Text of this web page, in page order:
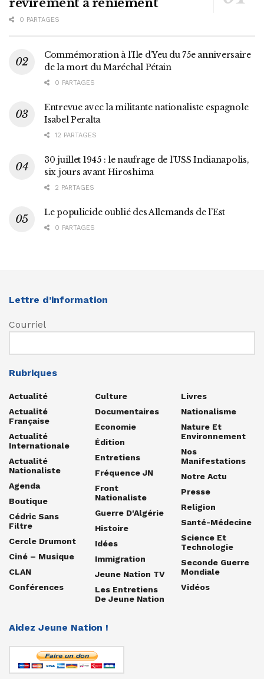
revirement à reniement
0 PARTAGES
Commémoration à l’Ile d’Yeu du 75e anniversaire
de la mort du Maréchal Pétain
0 PARTAGES
Entrevue avec la militante nationaliste espagnole
Isabel Peralta
12 PARTAGES
30 juillet 1945 : le naufrage de l’USS Indianapolis,
six jours avant Hiroshima
2 PARTAGES
Le populicide oublié des Allemands de l’Est
0 PARTAGES
Lettre d’information
Courriel
Rubriques
Actualité
Actualité
Française
Actualité
Internationale
Actualité
Nationaliste
Agenda
Boutique
Cédric Sans
Filtre
Cercle Drumont
Ciné – Musique
CLAN
Conférences
Culture
Documentaires
Economie
Édition
Entretiens
Fréquence JN
Front
Nationaliste
Guerre D'Algérie
Histoire
Idées
Immigration
Jeune Nation TV
Les Entretiens
De Jeune Nation
Livres
Nationalisme
Nature Et
Environnement
Nos
Manifestations
Notre Actu
Presse
Religion
Santé-Médecine
Science Et
Technologie
Seconde Guerre
Mondiale
Vidéos
Aidez Jeune Nation !